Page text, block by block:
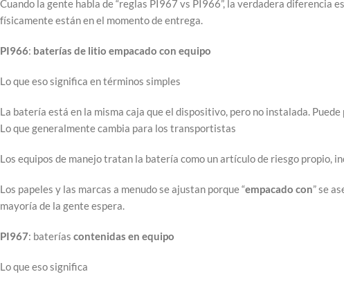
Cuando la gente habla de “reglas PI967 vs PI966”, la verdadera diferencia
físicamente están en el momento de entrega.
PI966: baterías de litio empacado con equipo
Lo que eso significa en términos simples
La batería está en la misma caja que el dispositivo, pero no instalada. Puede
Lo que generalmente cambia para los transportistas
Los equipos de manejo tratan la batería como un artículo de riesgo propio,
Los papeles y las marcas a menudo se ajustan porque “empacado con” se
mayoría de la gente espera.
PI967: baterías contenidas en equipo
Lo que eso significa